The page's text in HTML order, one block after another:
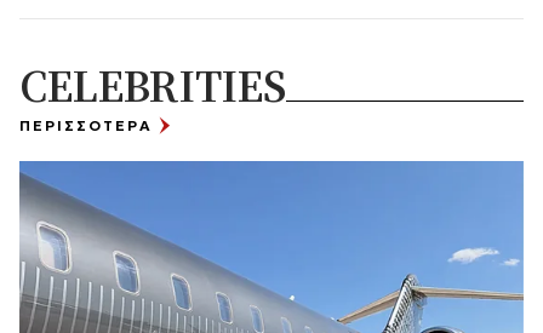
CELEBRITIES
ΠΕΡΙΣΣΟΤΕΡΑ